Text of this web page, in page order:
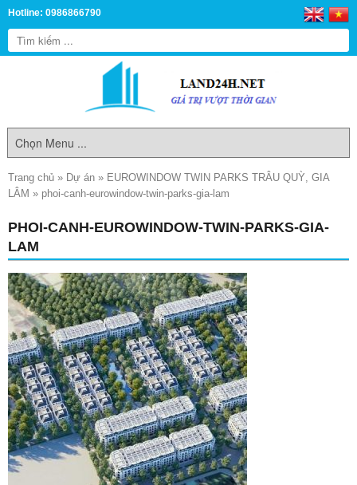
Hotline: 0986866790
Trang chủ » Dự án » EUROWINDOW TWIN PARKS TRÂU QUỲ, GIA
LÂM » phoi-canh-eurowindow-twin-parks-gia-lam
PHOI-CANH-EUROWINDOW-TWIN-PARKS-GIA-
LAM